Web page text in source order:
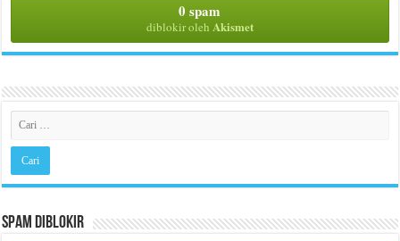
0 spam
diblokir oleh Akismet
Spam Diblokir